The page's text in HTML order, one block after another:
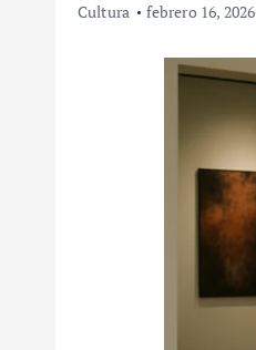
Cultura febrero 16, 2026